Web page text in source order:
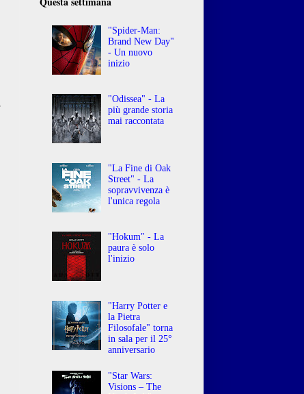
"Spider-Man:
Brand New Day"
- Un nuovo
inizio
"Odissea" - La
più grande storia
mai raccontata
"La Fine di Oak
Street" - La
sopravvivenza è
l'unica regola
"Hokum" - La
paura è solo
l'inizio
"Harry Potter e
la Pietra
Filosofale" torna
in sala per il 25°
anniversario
"Star Wars:
Visions – The